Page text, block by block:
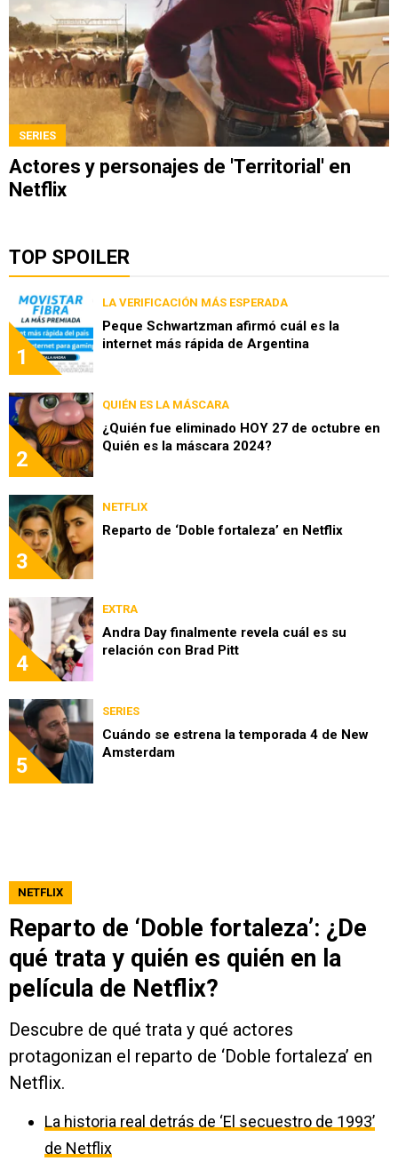
SERIES
Actores y personajes de 'Territorial' en
Netflix
TOP SPOILER
1
LA VERIFICACIÓN MÁS ESPERADA
Peque Schwartzman afirmó cuál es la
internet más rápida de Argentina
2
QUIÉN ES LA MÁSCARA
¿Quién fue eliminado HOY 27 de octubre en
Quién es la máscara 2024?
3
NETFLIX
Reparto de ‘Doble fortaleza’ en Netflix
4
EXTRA
Andra Day finalmente revela cuál es su
relación con Brad Pitt
5
SERIES
Cuándo se estrena la temporada 4 de New
Amsterdam
NETFLIX
Reparto de ‘Doble fortaleza’: ¿De
qué trata y quién es quién en la
película de Netflix?
Descubre de qué trata y qué actores
protagonizan el reparto de ‘Doble fortaleza’ en
Netflix.
La historia real detrás de ‘El secuestro de 1993’
de Netflix